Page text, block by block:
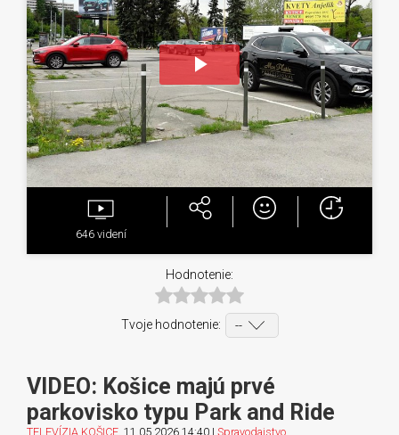
Play
Video
646videní
Hodnotenie:
Tvoje hodnotenie:
VIDEO: Košice majú prvé
parkovisko typu Park and Ride
TELEVÍZIA KOŠICE , 11.05.2026 14:40 | Spravodajstvo